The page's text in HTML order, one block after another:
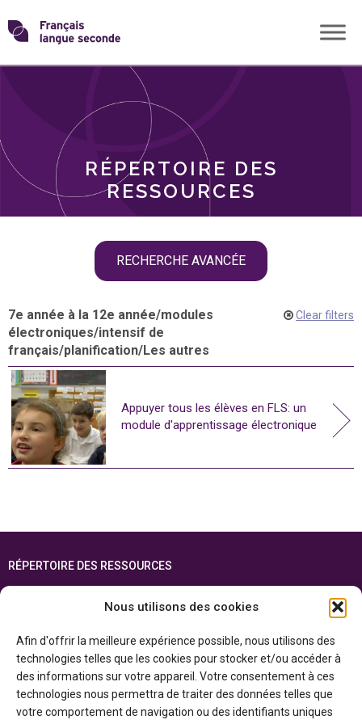
Nous utilisons des cookies
Afin d'offrir la meilleure expérience possible, nous utilisons des
technologies telles que les cookies pour stocker et/ou accéder à
des informations sur votre appareil. Votre consentement à ces
technologies nous permettra de traiter des données telles que
votre comportement de navigation ou des identifiants uniques
Skip
toTransformons
langue
RÉPERTOIRE DES
RESSOURCES
RECHERCHE AVANCÉE
THÈMES
7e année à la 12e année/modules
électroniques/intensif de
français/planification/Les autres
Clear filters
Appuyer tous les élèves en FLS: un
module d'apprentissage électronique
RÉPERTOIRE DES RESSOURCES
ENGLISH
Cette ressource est réalisée grâce au soutien financier du gouvernement de
l’Ontario et du gouvernement duCanada par l’entremise du ministère du
Patrimoine canadien